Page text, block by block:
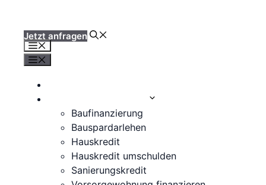
Jetzt anfragen
Menu
Menu
Baufinanzierung
Bauspardarlehen
Hauskredit
Hauskredit umschulden
Sanierungskredit